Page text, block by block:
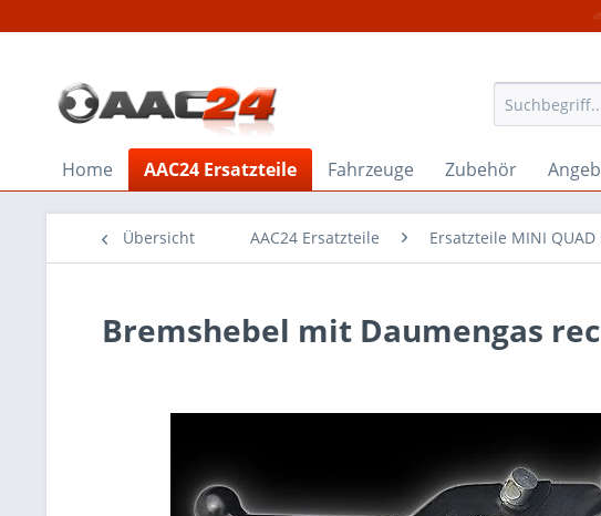
Home AAC24 Ersatzteile Fahrzeuge Zubehör
Übersicht AAC24 Ersatzteile Ersatzteile MINI QUAD
Bremshebel mit Daumengas